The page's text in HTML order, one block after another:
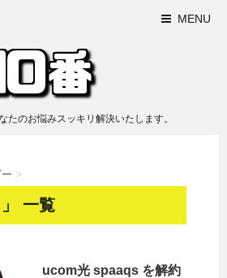
MENU
たのお悩みスッキリ解決いたします。
>
一覧
ucom光 spaaqs を解約